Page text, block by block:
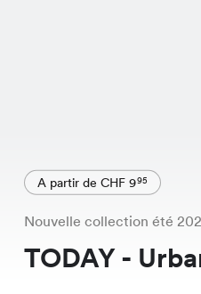
A partir de CHF 995
Nouvelle collection été
TODAY -